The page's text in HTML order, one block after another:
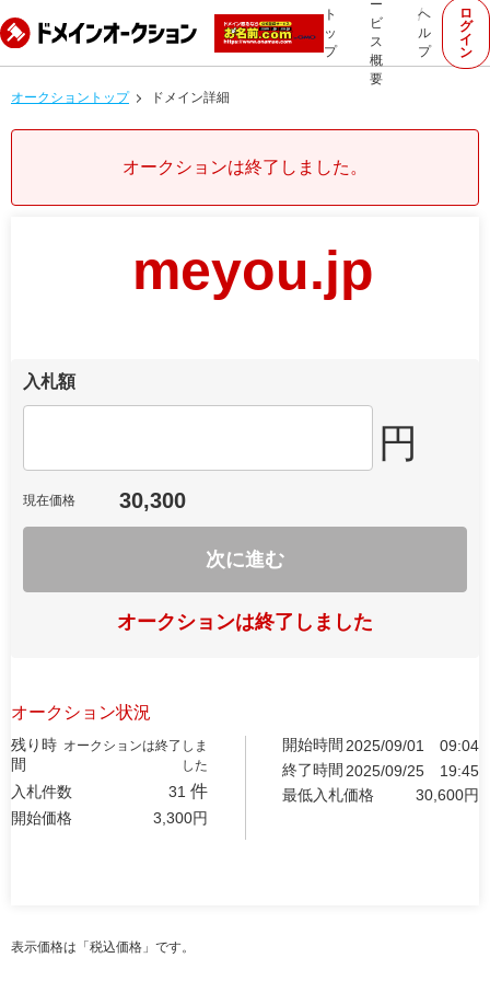
ト
ッ
プ
ー
ビ
ス
概
要
ヘ
ル
プ
ロ
グ
イ
ン
オークショントップ ドメイン詳細
オークションは終了しました。
meyou.jp
入札額
円
現在価格 30,300
次に進む
オークションは終了しました
オークション状況
残り時
間
オークションは終了しま
した
入札件数 31 件
開始価格 3,300円
開始時間 2025/09/01
09:04
終了時間 2025/09/25
19:45
最低入札価格
30,600円
表示価格は「税込価格」です。